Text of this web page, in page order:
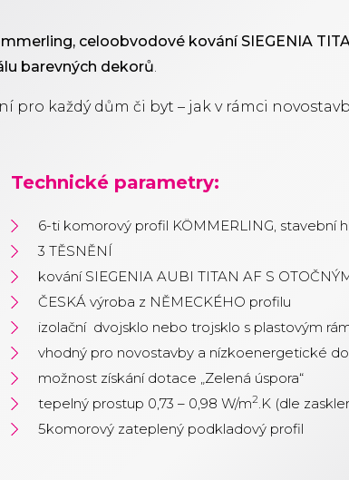
celoobvodové kování SIEGENIA
barevných dekorů.
pro každý dům či byt – jak v rámci
Technické parametry:
6-ti komorový profil KÖMMERLING, stavební
3 TĚSNĚNÍ
kování SIEGENIA AUBI TITAN AF S
ČESKÁ výroba z NĚMECKÉHO profilu
izolační dvojsklo nebo trojsklo s plastovým
vhodný pro novostavby a nízkoenergetické
možnost získání dotace „Zelená úspora“
tepelný prostup 0,73 – 0,98 W/m2.K (dle
5komorový zateplený podkladový profil